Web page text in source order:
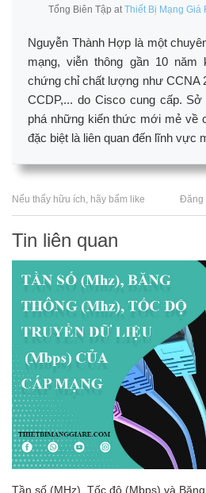
Tổng Biên Tập at Thiết Bị Mạng Giá
Nguyễn Thành Hợp là một
mạng, viễn thông gần 10 năm
chứng chỉ chất lượng như CCNA
CCDP,... do Cisco cung cấp.
phá những kiến thức mới mẻ về
đặc biệt là liên quan đến lĩnh vực
Nếu thấy hữu ích, hãy bấm like Đăng
Tin liên quan
Tần số (MHz), Tốc độ (Mbps) và